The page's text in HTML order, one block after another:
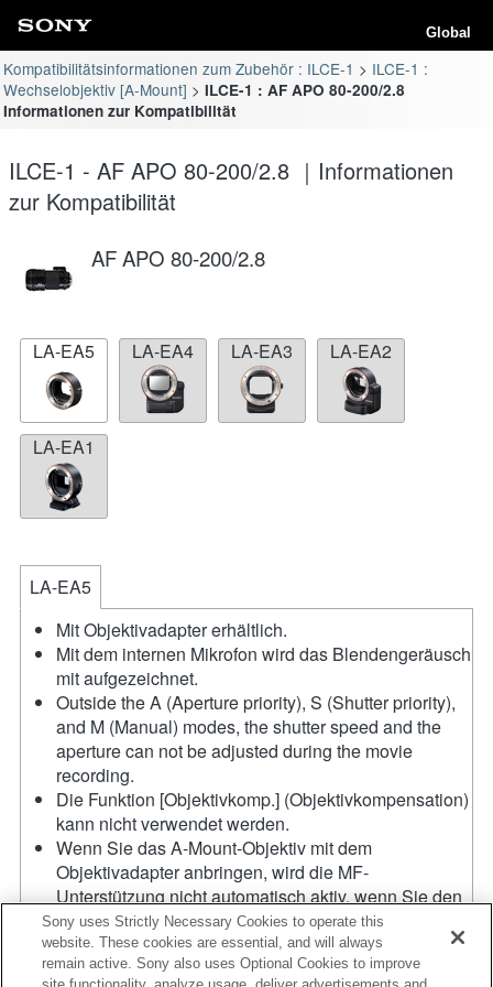
Global
Kompatibilitätsinformationen zum Zubehör : ILCE-1
ILCE-1 :
Wechselobjektiv [A-Mount]
ILCE-1 : AF APO 80-200/2.8
Informationen zur Kompatibilität
ILCE-1 - AF APO 80-200/2.8 ｜Informationen
zur Kompatibilität
AF APO 80-200/2.8
LA-EA5 LA-EA4 LA-EA3 LA-EA2
LA-EA1
LA-EA5
Mit Objektivadapter erhältlich.
Mit dem internen Mikrofon wird das Blendengeräusch
mit aufgezeichnet.
Outside the A (Aperture priority), S (Shutter priority),
and M (Manual) modes, the shutter speed and the
aperture can not be adjusted during the movie
recording.
Die Funktion [Objektivkomp.] (Objektivkompensation)
kann nicht verwendet werden.
Wenn Sie das A-Mount-Objektiv mit dem
Objektivadapter anbringen, wird die MF-
Unterstützung nicht automatisch aktiv, wenn Sie den
Fokussierring drehen. Sie können das Bild
vergrößern, indem Sie die Funktion
"Fokusvergrößerung" oder "MF-Unterstützung" in
Sony uses Strictly Necessary Cookies to operate this
website. These cookies are essential, and will always
remain active. Sony also uses Optional Cookies to improve